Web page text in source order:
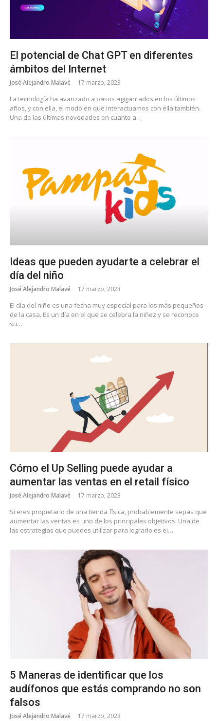
El potencial de Chat GPT en diferentes
ámbitos del Internet
José Alejandro Malavé 17 marzo, 2023
La tecnología ha avanzado a pasos agigantados en los últimos
años, y con ella, el modo en que interactuamos con ella también.
Una de las últimas novedades en cuanto a…
Ideas que pueden ayudarte a celebrar el
día del niño
José Alejandro Malavé 17 marzo, 2023
El día del niño es una fecha muy especial para los más pequeños
de la casa. Es un día en el que se celebra la niñez y se reconoce
su…
Cómo el Up Selling puede ayudar a
aumentar las ventas en el retail físico
José Alejandro Malavé 17 marzo, 2023
Si eres propietario de una tienda física, probablemente sepas que
aumentar las ventas es uno de los principales objetivos. Una de
las estrategias que puedes utilizar para lograrlo es el…
5 Maneras de identificar que los
audífonos que estás comprando no son
falsos
José Alejandro Malavé 17 marzo, 2023